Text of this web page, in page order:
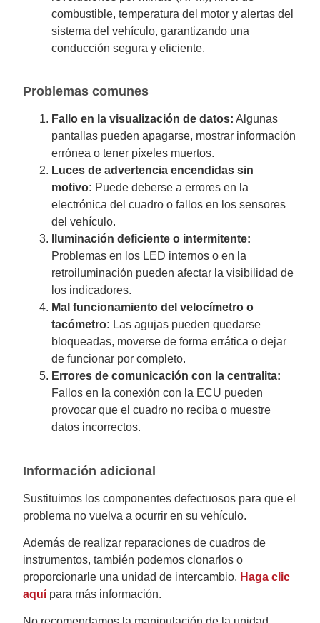
combustible, temperatura del motor y alertas del
sistema del vehículo, garantizando una
conducción segura y eficiente.
Problemas comunes
Fallo en la visualización de datos: Algunas
pantallas pueden apagarse, mostrar información
errónea o tener píxeles muertos.
Luces de advertencia encendidas sin
motivo: Puede deberse a errores en la
electrónica del cuadro o fallos en los sensores
del vehículo.
Iluminación deficiente o intermitente:
Problemas en los LED internos o en la
retroiluminación pueden afectar la visibilidad de
los indicadores.
Mal funcionamiento del velocímetro o
tacómetro: Las agujas pueden quedarse
bloqueadas, moverse de forma errática o dejar
de funcionar por completo.
Errores de comunicación con la centralita:
Fallos en la conexión con la ECU pueden
provocar que el cuadro no reciba o muestre
datos incorrectos.
Información adicional
Sustituimos los componentes defectuosos para que el
problema no vuelva a ocurrir en su vehículo.
Además de realizar reparaciones de cuadros de
instrumentos, también podemos clonarlos o
proporcionarle una unidad de intercambio. Haga clic
aquí para más información.